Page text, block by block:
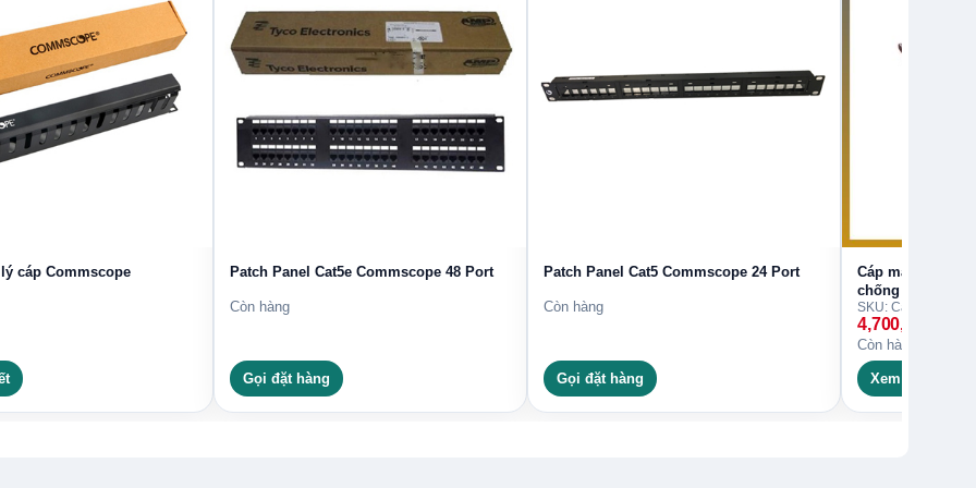
các môi trường lắp đặt khác nhau.
tính toán bước xoắn cực kỳ chính xác nhằm giảm
lớn nhất của mã 6-0219590-2 chính là lõi dẫn được
kính 24 AWG. Việc sử dụng đồng nguyên chất thay
cực thấp và khả năng dẫn điện tối ưu. Bao bọc bên
cùng là lớp vỏ nhựa PVC chống cháy, dẻo dai, giúp
thi công kéo dây qua ống gen hoặc máng cáp.
CommScope Cat5e UTP AMP
(6-0219590-2) không phải ngẫu nhiên mà đến từ
thi công và người sử dụng cuối.
rẻ tiền sử dụng lõi nhôm mạ đồng (CCA) dễ bị oxy
cáp Commscope Patch Panel Cat5e Commscope 48 Port
Còn hàng
Gọi đặt hàng
Patch Panel Cat5 Commscope 24 Port
Còn hàng
Gọi đặt hàng
Cáp mạng
chống nhiễu
SKU: Cáp Mạng
4,700,000
Còn hàng
Xem chi tiết